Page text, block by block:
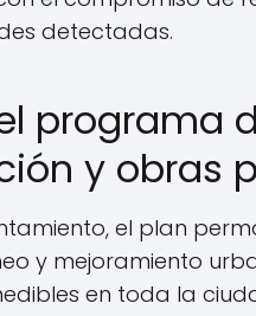
detectadas.
programa
y obras
el plan
y mejoramiento
en toda la